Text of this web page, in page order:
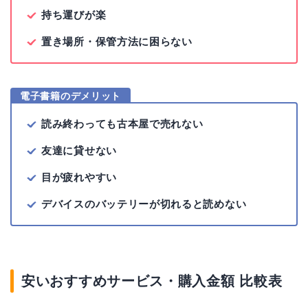
持ち運びが楽
置き場所・保管方法に困らない
電子書籍のデメリット
読み終わっても古本屋で売れない
友達に貸せない
目が疲れやすい
デバイスのバッテリーが切れると読めない
安いおすすめサービス・購入金額 比較表